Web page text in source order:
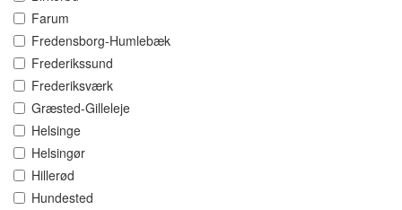
Farum
Fredensborg-Humlebæk
Frederikssund
Frederiksværk
Græsted-Gilleleje
Helsinge
Helsingør
Hillerød
Hundested